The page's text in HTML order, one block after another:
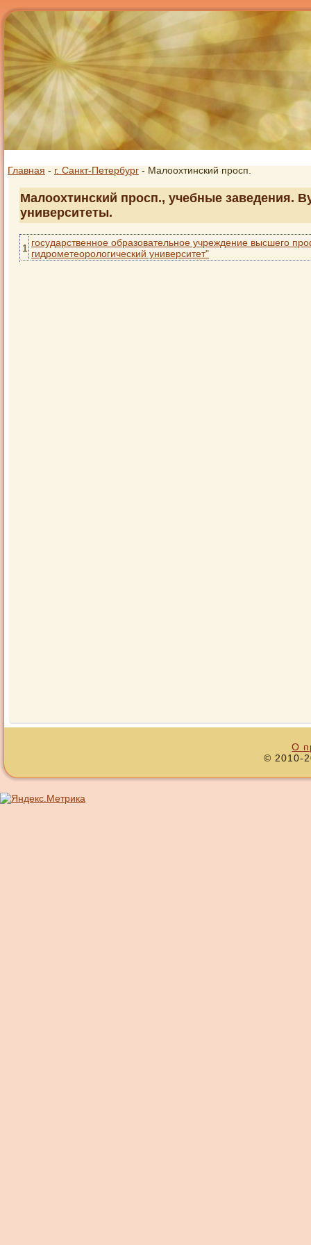
Главная - г. Санкт-Петербург - Малоохтинский просп.
Малоохтинский просп., учебные заведения.
университеты.
1 государственное образовательное учреждение высшего
гидрометеорологический университет"
О
© 2010-